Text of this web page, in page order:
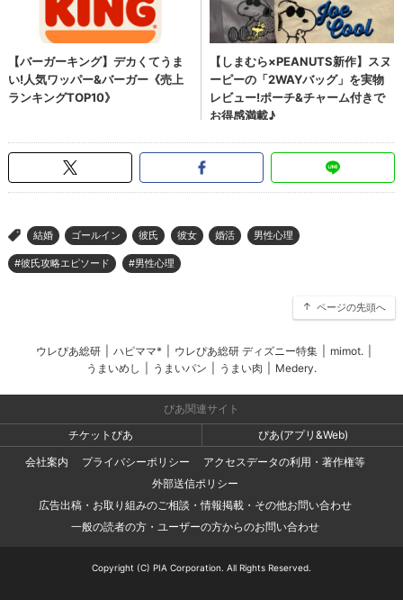
> 結婚 ゴールイン 彼氏 彼女 婚活 男性心理
#彼氏攻略エピソード #男性心理
ページの先頭へ
ウレぴあ総研 ハピママ* ウレぴあ総研 ディズニー特集 mimot.
うまいめし
うまいパン うまい肉 Medery.
ぴあ関連サイト
チケットぴあ
ぴあ(アプリ&Web)
会社案内
プライバシーポリシー
アクセスデータの利用・著作権等
外部送信ポリシー
広告出稿・お取り組みのご相談・情報掲載・その他お問い合わせ
一般の読者の方・ユーザーの方からのお問い合わせ
Copyright (C) PIA Corporation. All Rights Reserved.